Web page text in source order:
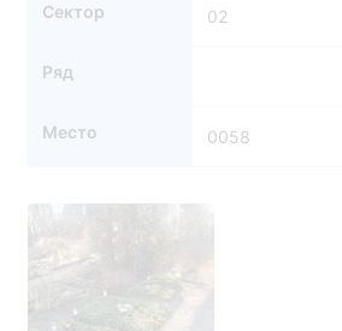
Сектор 02
Ряд
Место 0058